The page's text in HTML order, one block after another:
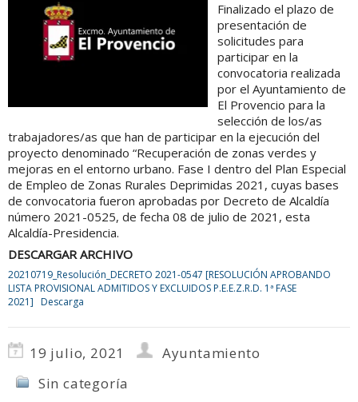
Finalizado el plazo de
presentación de
solicitudes para
participar en la
convocatoria realizada
por el Ayuntamiento de
El Provencio para la
selección de los/as
trabajadores/as que han de participar en la ejecución del
proyecto denominado “Recuperación de zonas verdes y
mejoras en el entorno urbano. Fase I dentro del Plan Especial
de Empleo de Zonas Rurales Deprimidas 2021, cuyas bases
de convocatoria fueron aprobadas por Decreto de Alcaldía
número 2021-0525, de fecha 08 de julio de 2021, esta
Alcaldía-Presidencia.
DESCARGAR ARCHIVO
20210719_Resolución_DECRETO 2021-0547 [RESOLUCIÓN APROBANDO
LISTA PROVISIONAL ADMITIDOS Y EXCLUIDOS P.E.E.Z.R.D. 1ª FASE
2021] Descarga
19 julio, 2021
Ayuntamiento
Sin categoría